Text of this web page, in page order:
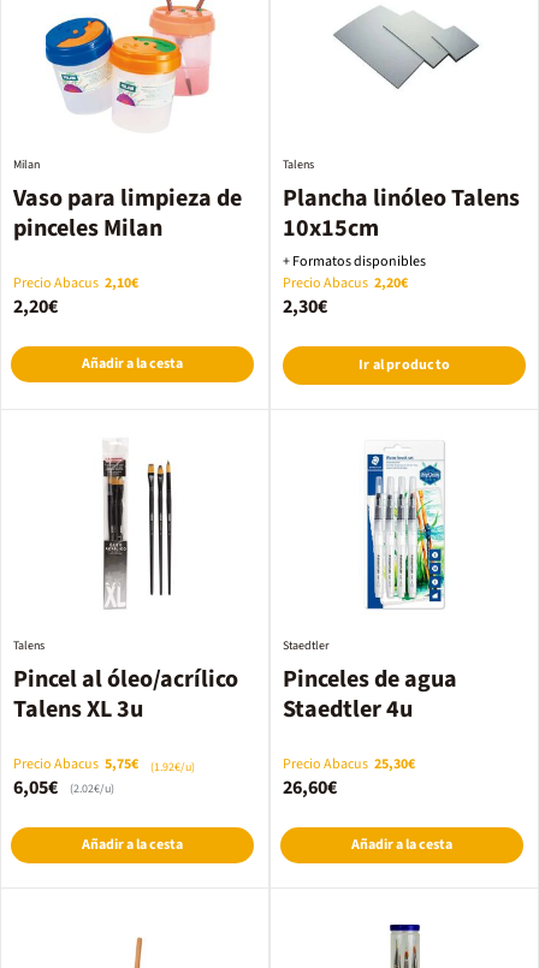
Vaso para limpieza de
pinceles Milan
Milan
Precio Abacus 2,10€
2,20€
Añadir a la cesta
Plancha linóleo Talens
10x15cm
Talens
+ Formatos disponibles
Precio Abacus 2,20€
2,30€
Ir al producto
Pincel al óleo/acrílico
Talens XL 3u
Talens
Precio Abacus 5,75€ (1.92€/u)
6,05€ (2.02€/u)
Añadir a la cesta
Pinceles de agua
Staedtler 4u
Staedtler
Precio Abacus 25,30€
26,60€
Añadir a la cesta